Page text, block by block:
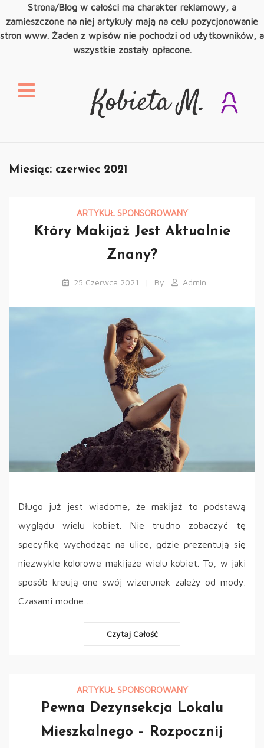
Strona/Blog w całości ma charakter reklamowy, a
zamieszczone na niej artykuły mają na celu pozycjonowanie
stron www. Żaden z wpisów nie pochodzi od użytkowników, a
wszystkie zostały opłacone.
content
Miesiąc: czerwiec 2021
ARTYKUŁ SPONSOROWANY
Który Makijaż Jest Aktualnie
Znany?
25 Czerwca 2021 By Admin
Długo już jest wiadome, że makijaż to podstawą
wyglądu wielu kobiet. Nie trudno zobaczyć tę
specyfikę wychodząc na ulice, gdzie prezentują się
niezwykle kolorowe makijaże wielu kobiet. To, w jaki
sposób kreują one swój wizerunek zależy od mody.
Czasami modne…
Czytaj Całość
ARTYKUŁ SPONSOROWANY
Pewna Dezynsekcja Lokalu
Mieszkalnego – Rozpocznij